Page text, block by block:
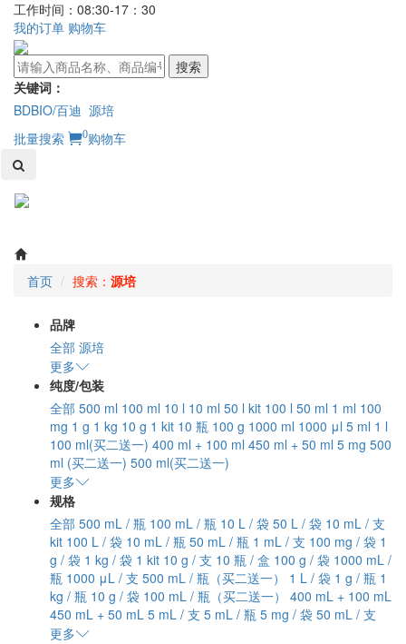
工作时间：08:30-17：30
我的订单 购物车
搜索
关键词：
BDBIO/百迪 源培
批量搜索
0购物车
首页 搜索： 源培
品牌
全部 源培
更多
纯度/包装
全部 500 ml 100 ml 10 l 10 ml 50 l kit 100 l 50 ml 1 ml 100
mg 1 g 1 kg 10 g 1 kit 10 瓶 100 g 1000 ml 1000 μl 5 ml 1 l
100 ml(买二送一) 400 ml + 100 ml 450 ml + 50 ml 5 mg 500
ml (买二送一) 500 ml(买二送一)
更多
规格
全部 500 mL / 瓶 100 mL / 瓶 10 L / 袋 50 L / 袋 10 mL / 支
kit 100 L / 袋 10 mL / 瓶 50 mL / 瓶 1 mL / 支 100 mg / 袋 1
g / 袋 1 kg / 袋 1 kit 10 g / 支 10 瓶 / 盒 100 g / 袋 1000 mL /
瓶 1000 μL / 支 500 mL / 瓶（买二送一） 1 L / 袋 1 g / 瓶 1
kg / 瓶 10 g / 袋 100 mL / 瓶（买二送一）
400 mL + 100 mL
450 mL + 50 mL 5 mL / 支 5 mL / 瓶 5 mg / 袋 50 mL / 支
更多